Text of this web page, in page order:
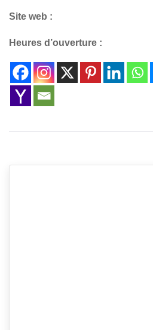
Site web :
Heures d’ouverture :